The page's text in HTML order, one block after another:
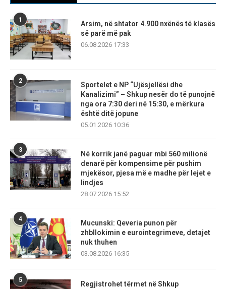
1
Arsim, në shtator 4.900 nxënës të klasës
së parë më pak
06.08.2026 17:33
2
Sportelet e NP “Ujësjellësi dhe
Kanalizimi” – Shkup nesër do të punojnë
nga ora 7:30 deri në 15:30, e mërkura
është ditë jopune
05.01.2026 10:36
3
Në korrik janë paguar mbi 560 milionë
denarë për kompensime për pushim
mjekësor, pjesa më e madhe për lejet e
lindjes
28.07.2026 15:52
4
Mucunski: Qeveria punon për
zhbllokimin e eurointegrimeve, detajet
nuk thuhen
03.08.2026 16:35
5
Regjistrohet tërmet në Shkup